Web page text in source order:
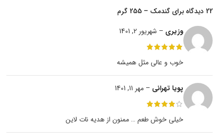
22 دیدگاه برای
گندمک – 255 گرم
وزیری – شهریور 2, 1401
خوب و عالی مثل همیشه
پویا تهرانی – مهر 11, 1401
خیلی خوش طعم … ممنون از هدیه نات لاین